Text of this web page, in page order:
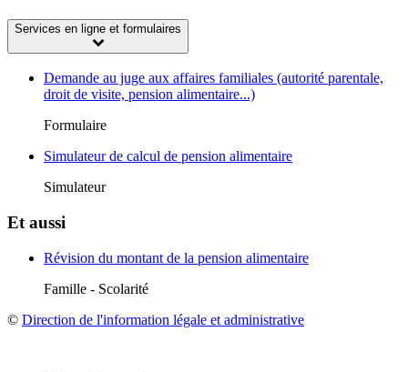
Services en ligne et formulaires
Demande au juge aux affaires familiales (autorité parentale,
droit de visite, pension alimentaire...)
Formulaire
Simulateur de calcul de pension alimentaire
Simulateur
Et aussi
Révision du montant de la pension alimentaire
Famille - Scolarité
© Direction de l'information légale et administrative